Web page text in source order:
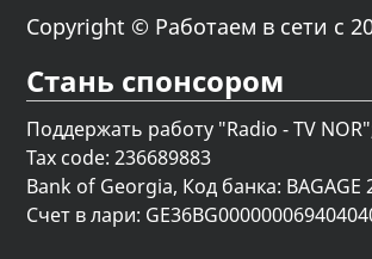
Copyright © Работаем в сети с
Стань спонсором
Поддержать работу "Radio - TV
Tax code: 236689883
Bank of Georgia, Код банка: BAGAGE
Счет в лари: